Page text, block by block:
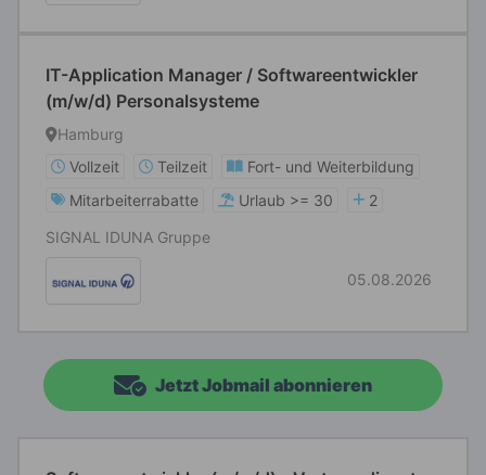
IT-Application Manager / Softwareentwickler
(m/w/d) Personalsysteme
Hamburg
Vollzeit
Teilzeit
Fort- und Weiterbildung
Mitarbeiterrabatte
Urlaub >= 30
2
SIGNAL IDUNA Gruppe
05.08.2026
Jetzt Jobmail abonnieren